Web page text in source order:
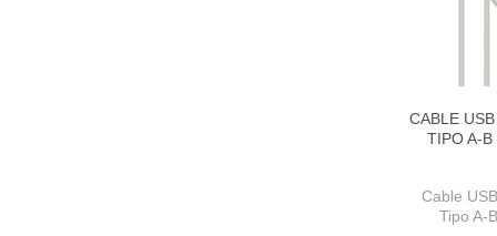
CABLE
TIPO A-B
Cable
Tipo A-